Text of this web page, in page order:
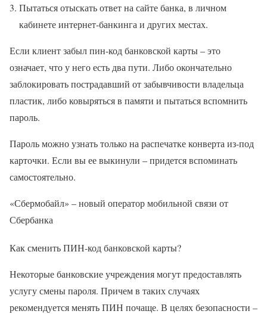
Пытаться отыскать ответ на сайте банка, в личном
кабинете интернет-банкинга и других местах.
Если клиент забыл пин-код банковской карты – это
означает, что у него есть два пути. Либо окончательно
заблокировать пострадавший от забывчивости владельца
пластик, либо ковыряться в памяти и пытаться вспомнить
пароль.
Пароль можно узнать только на распечатке конверта из-под
карточки. Если вы ее выкинули – придется вспоминать
самостоятельно.
«Сбермобайл» – новый оператор мобильной связи от
Сбербанка
Как сменить ПИН-код банковской карты?
Некоторые банковские учреждения могут предоставлять
услугу смены пароля. Причем в таких случаях
рекомендуется менять ПИН почаще. В целях безопасности –